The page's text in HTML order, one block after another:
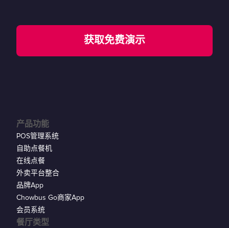
获取免费演示
产品功能
POS管理系统
自助点餐机
在线点餐
外卖平台整合
品牌App
Chowbus Go商家App
会员系统
餐厅类型